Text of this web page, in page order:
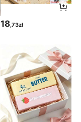
18,73zł